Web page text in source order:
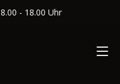
8.00 - 18.00 Uhr